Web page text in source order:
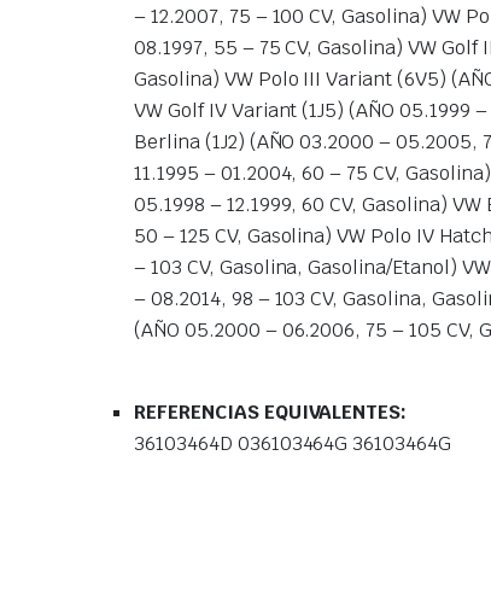
– 12.2007, 75 – 100 CV, Gasolina) VW
08.1997, 55 – 75 CV, Gasolina) VW Golf
Gasolina) VW Polo III Variant (6V5)
VW Golf IV Variant (1J5) (AÑO 05.1999
Berlina (1J2) (AÑO 03.2000 – 05.2005,
11.1995 – 01.2004, 60 – 75 CV,
05.1998 – 12.1999, 60 CV, Gasolina)
50 – 125 CV, Gasolina) VW Polo IV
– 103 CV, Gasolina, Gasolina/Etanol)
– 08.2014, 98 – 103 CV, Gasolina,
(AÑO 05.2000 – 06.2006, 75 – 105 CV,
REFERENCIAS EQUIVALENTES:
36103464D 036103464G 36103464G